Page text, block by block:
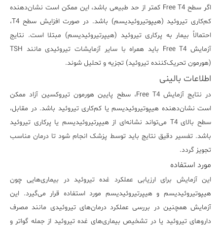
اگر سطح Free T4 کمتر از حد طبیعی باشد، این ممکن است نشان‌دهنده
کم‌کاری تیروئید (هیپوتیروئیدیسم) باشد. در صورت افزایش سطح T4،
احتمالاً بیمار به پرکاری تیروئید (هیپرتیروئیدیسم) مبتلا است. نتایج
آزمایش Free T4 باید همراه با سایر آزمایشات تیروئیدی مانند TSH
(هورمون تحریک‌کننده تیروئید) تجزیه و تحلیل شوند.
اطلاعات بالینی
در نتایج آزمایش Free T4، سطح پایین هورمون تیروکسین آزاد ممکن
است نشان‌دهنده هیپوتیروئیدیسم یا کم‌کاری تیروئید باشد. در مقابل،
سطح بالای T4 می‌تواند نشانه‌ای از هیپرتیروئیدیسم یا پرکاری تیروئید
باشد. تفسیر دقیق نتایج باید توسط پزشک انجام شود تا درمان مناسب
تجویز گردد.
مورد استفاده
این آزمایش برای ارزیابی عملکرد غده تیروئید در بیماری‌هایی چون
هیپوتیروئیدیسم و هیپرتیروئیدیسم مورد استفاده قرار می‌گیرد. این
آزمایش همچنین در بررسی عملکرد درمان‌های تیروئیدی مانند مصرف
داروهای تیروئید یا در تشخیص بیماری‌های غده تیروئید از جمله گواتر و